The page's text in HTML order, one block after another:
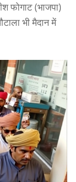
फोगाट (भाजपा)
भी मैदान में